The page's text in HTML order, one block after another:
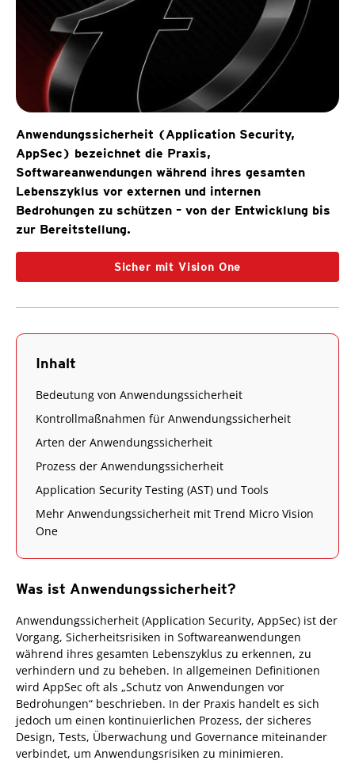
Anwendungssicherheit (Application Security,
AppSec) bezeichnet die Praxis,
Softwareanwendungen während ihres gesamten
Lebenszyklus vor externen und internen
Bedrohungen zu schützen – von der Entwicklung bis
zur Bereitstellung.
Sicher mit Vision One
Inhalt
Bedeutung von Anwendungssicherheit
Kontrollmaßnahmen für Anwendungssicherheit
Arten der Anwendungssicherheit
Prozess der Anwendungssicherheit
Application Security Testing (AST) und Tools
Mehr Anwendungssicherheit mit Trend Micro Vision
One
Was ist Anwendungssicherheit?
Anwendungssicherheit (Application Security, AppSec) ist der
Vorgang, Sicherheitsrisiken in Softwareanwendungen
während ihres gesamten Lebenszyklus zu erkennen, zu
verhindern und zu beheben. In allgemeinen Definitionen
wird AppSec oft als „Schutz von Anwendungen vor
Bedrohungen“ beschrieben. In der Praxis handelt es sich
jedoch um einen kontinuierlichen Prozess, der sicheres
Design, Tests, Überwachung und Governance miteinander
verbindet, um Anwendungsrisiken zu minimieren.